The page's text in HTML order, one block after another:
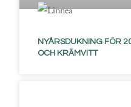
NYÅRSDUKNING FÖR
OCH KRÄMVITT